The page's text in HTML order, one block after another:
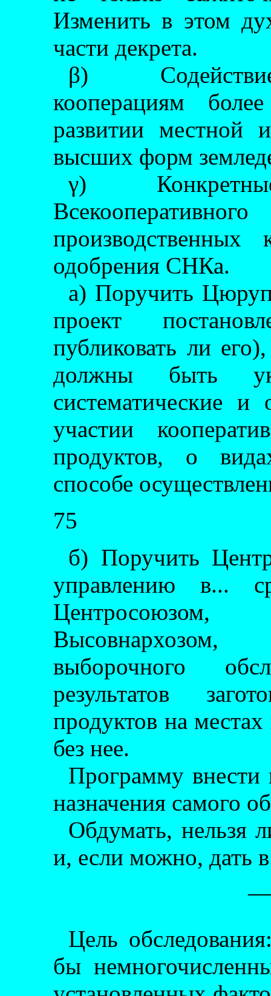
Изменить в этом
части декрета.
β)
кооперациям
развитии местной
высших форм
γ)
производственных
одобрения СНКа.
а) Поручить
проект
публиковать ли
должны быть
систематические и
участии
продуктов, о
способе
75
б) Поручить
управлению в...
Высовнархозом,
выборочного
результатов
продуктов на
без нее.
Программу
назначения самого
Обдумать, нельзя
и, если можно, дать
Цель
бы